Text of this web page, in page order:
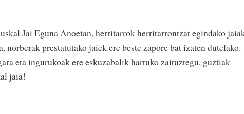
Jai Eguna Anoetan, herritarrok herritarrontzat egindako
norberak prestatutako jaiek ere beste zapore bat izaten dutelako.
eta ingurukoak ere eskuzabalik hartuko zaituztegu, guztiak
jaia!